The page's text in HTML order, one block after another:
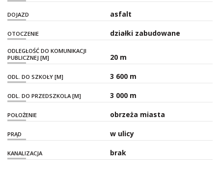
DOJAZD asfalt
OTOCZENIE działki zabudowane
ODLEGŁOŚĆ DO KOMUNIKACJI
PUBLICZNEJ [M]
20 m
ODL. DO SZKOŁY [M] 3 600 m
ODL. DO PRZEDSZKOLA [M] 3 000 m
POŁOŻENIE obrzeża miasta
PRĄD w ulicy
KANALIZACJA brak